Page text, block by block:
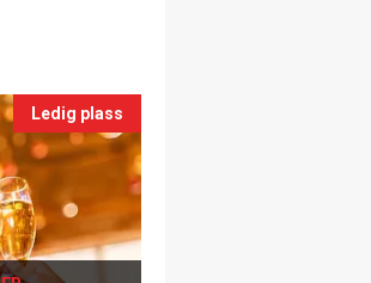
Ledig plass